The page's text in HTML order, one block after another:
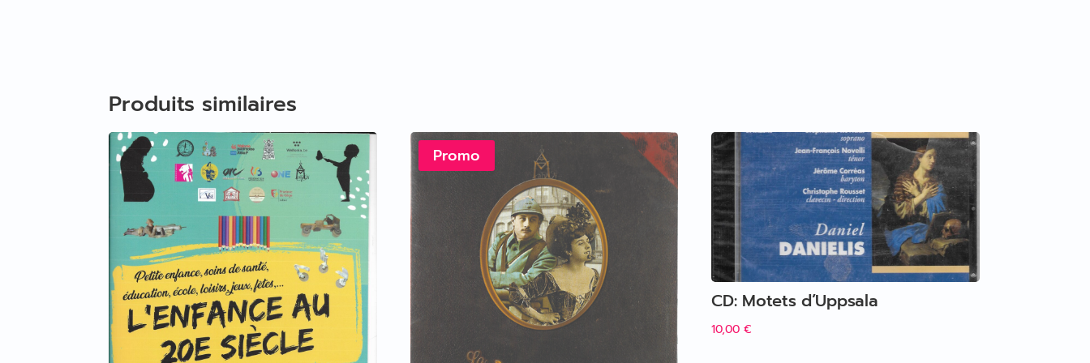
Produits similaires
Promo
CD: Motets d’Uppsala
10,00€